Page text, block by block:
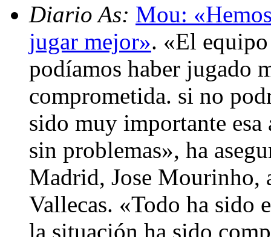
Diario As: Mou:
jugar mejor». «El
podíamos haber jugado
comprometida. si no
sido muy importante
sin problemas», ha
Madrid, Jose Mourinho,
Vallecas. «Todo ha sido
la situación ha sido